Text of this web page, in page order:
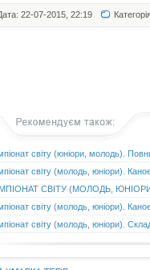
22-07-2015, 22:19
світу (юніори, молодь).
світу (молодь, юніори).
СВІТУ (МОЛОДЬ,
світу (молодь, юніори).
світу (молодь, юніори).